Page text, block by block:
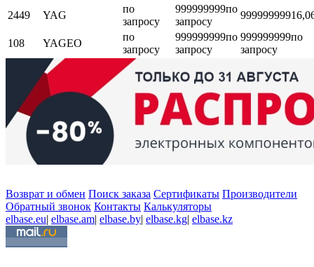
2449 YAG
по
запросу
999999999по
запросу
999999999
108 YAGEO
по
запросу
999999999по
запросу
999999999по
запросу
Возврат и обмен Поиск заказа Сертификаты Производители
Обратный звонок Контакты Калькуляторы
elbase.eu| elbase.am| elbase.by| elbase.kg| elbase.kz